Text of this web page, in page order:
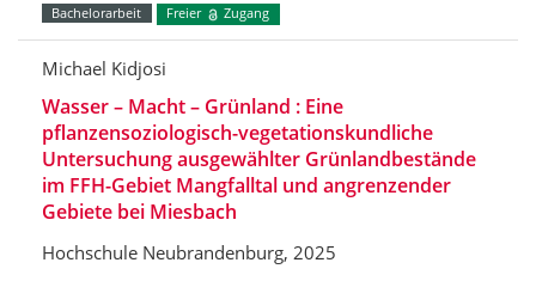
Bachelorarbeit Freier Zugang
Michael Kidjosi
Wasser – Macht – Grünland : Eine
pflanzensoziologisch-vegetationskundliche
Untersuchung ausgewählter Grünlandbestände
im FFH-Gebiet Mangfalltal und angrenzender
Gebiete bei Miesbach
Hochschule Neubrandenburg, 2025